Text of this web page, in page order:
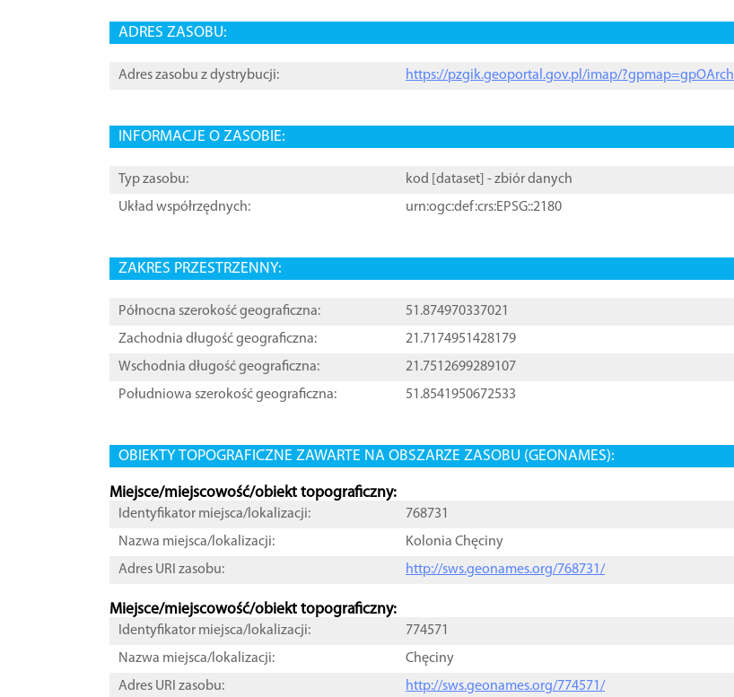
ADRES ZASOBU:
Adres zasobu z dystrybucji: https://pzgik.geoportal.gov.pl/imap/?gpmap=gpOArch
INFORMACJE O ZASOBIE:
Typ zasobu: kod [ dataset ] - zbiór danych
Układ współrzędnych:
urn:ogc:def:crs:EPSG::2180
ZAKRES PRZESTRZENNY:
Północna szerokość geograficzna:
51.874970337021
Zachodnia długość geograficzna:
21.7174951428179
Wschodnia długość geograficzna:
21.7512699289107
Południowa szerokość geograficzna:
51.8541950672533
OBIEKTY TOPOGRAFICZNE ZAWARTE NA OBSZARZE ZASOBU (GEONAMES):
Miejsce/miejscowość/obiekt topograficzny:
Identyfikator miejsca/lokalizacji:
768731
Nazwa miejsca/lokalizacji:
Kolonia Chęciny
Adres URI zasobu:
http://sws.geonames.org/768731/
Miejsce/miejscowość/obiekt topograficzny:
Identyfikator miejsca/lokalizacji:
774571
Nazwa miejsca/lokalizacji:
Chęciny
Adres URI zasobu:
http://sws.geonames.org/774571/